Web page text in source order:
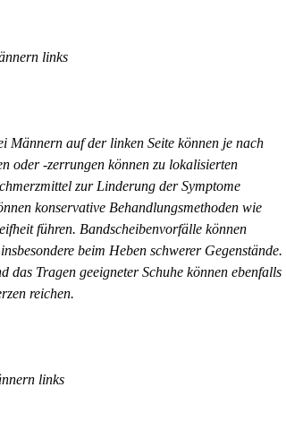
links
Männern auf der linken Seite können je nach
oder -zerrungen können zu lokalisierten
zur Linderung der Symptome
konservative Behandlungsmethoden wie
führen. Bandscheibenvorfälle können
beim Heben schwerer Gegenstände.
das Tragen geeigneter Schuhe können ebenfalls
reichen.
links